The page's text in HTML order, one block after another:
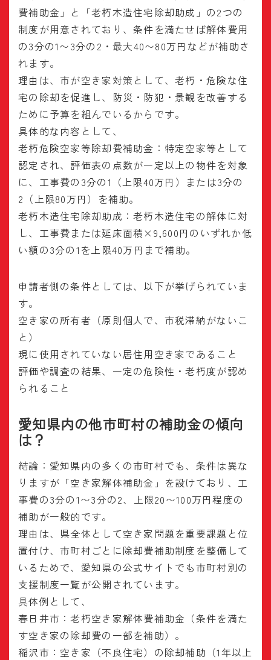
費補助金」と「老朽木造住宅除却助成」の2つの
制度が用意されており、条件を満たせば解体費用
の3分の1〜3分の2・最大40〜80万円などが補助さ
れます。
理由は、市が空き家対策として、老朽・危険な住
宅の除却を促進し、防災・防犯・景観を改善する
ために予算を組んでいるからです。
具体的な内容として、
老朽危険空家等除却費補助金：特定空家等として
認定され、評価表の点数が一定以上の物件を対象
に、工事費の3分の1（上限40万円）または3分の
2（上限80万円）を補助。
老朽木造住宅除却助成：老朽木造住宅の解体に対
し、工事費または延床面積×9,600円のいずれか低
い額の3分の1を上限40万円まで補助。
申請者側の条件としては、以下が挙げられていま
す。
空き家の所有者（原則個人で、市税滞納がないこ
と）
現に使用されていない居住用空き家であること
評価や調査の結果、一定の危険性・老朽度が認め
られること
愛知県内の他市町村の補助金の傾向
は？
結論：愛知県内の多くの市町村でも、条件は異な
りますが「空き家解体補助金」を設けており、工
事費の3分の1〜3分の2、上限20〜100万円程度の
補助が一般的です。
理由は、県全体として空き家問題を重要課題と位
置付け、市町村ごとに除却費補助制度を整備して
いるためで、愛知県の公式サイトでも市町村別の
支援制度一覧が公開されています。
具体例として、
春日井市：老朽空き家解体費補助金（条件を満た
す空き家の除却費の一部を補助）。
稲沢市：空き家（不良住宅）の除却補助（1年以上